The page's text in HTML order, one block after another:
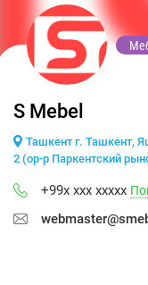
S Mebel
Ташкент г. Ташкент,
2 (ор-р Паркентский
+99x xxx xxxxx